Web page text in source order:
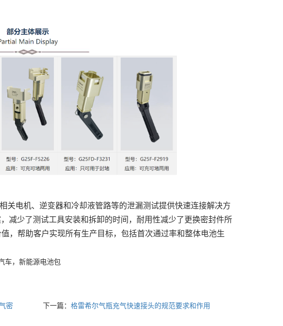
关电机、逆变器和冷却液管路等的泄漏测试提供快速连接解决方
减少了测试工具安装和拆卸的时间，耐用性减少了更换密封件所
，帮助客户实现所有生产目标，包括首次通过率和整体电池生
车，新能源电池包
密
下一篇：格雷希尔气瓶充气快速接头的规范要求和作用